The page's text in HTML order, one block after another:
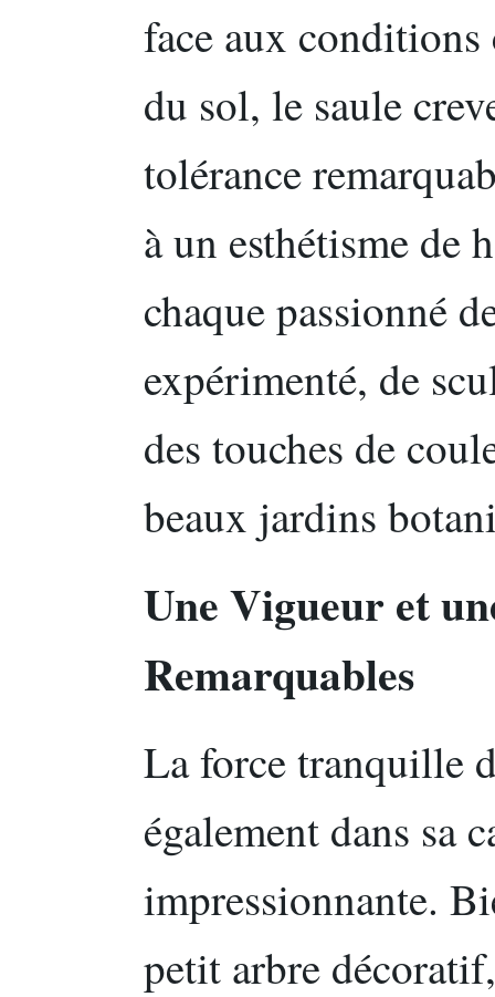
face aux
du sol, le saule
tolérance
à un esthétisme de
chaque passionné
expérimenté, de
des touches de
beaux jardins
Une Vigueur et
Remarquables
La force tranquille
également dans sa
impressionnante.
petit arbre